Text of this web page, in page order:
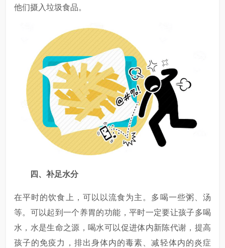
他们摄入垃圾食品。
四、补足水分
在平时的饮食上，可以以流食为主。多喝一些粥、汤
等。可以起到一个养胃的功能，平时一定要让孩子多喝
水，水是生命之源，喝水可以促进体内新陈代谢，提高
孩子的免疫力，排出身体内的毒素、减轻体内的炎症